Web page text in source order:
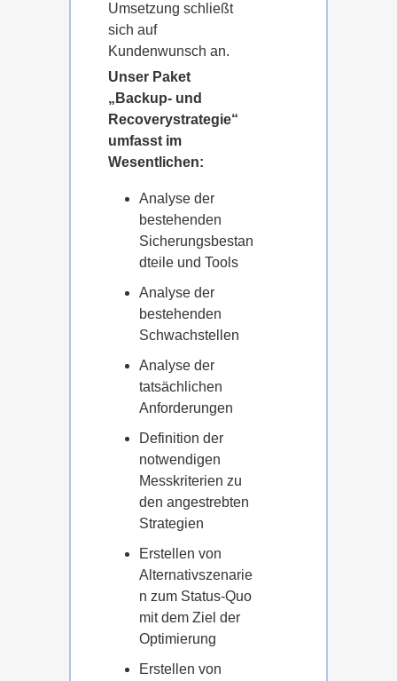
Umsetzung schließt
sich auf
Kundenwunsch an.
Unser Paket
„Backup- und
Recoverystrategie“
umfasst im
Wesentlichen:
Analyse der
bestehenden
Sicherungsbestan
dteile und Tools
Analyse der
bestehenden
Schwachstellen
Analyse der
tatsächlichen
Anforderungen
Definition der
notwendigen
Messkriterien zu
den angestrebten
Strategien
Erstellen von
Alternativszenarie
n zum Status-Quo
mit dem Ziel der
Optimierung
Erstellen von